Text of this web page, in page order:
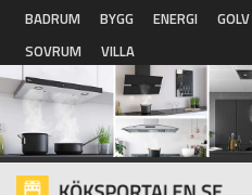
Hoppa till huvudinnehåll
BADRUM BYGG ENERGI GOLV
SOVRUM
VILLA